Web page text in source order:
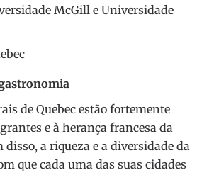
McGill e Universidade
de Quebec estão fortemente
e à herança francesa da
a riqueza e a diversidade da
que cada uma das suas cidades